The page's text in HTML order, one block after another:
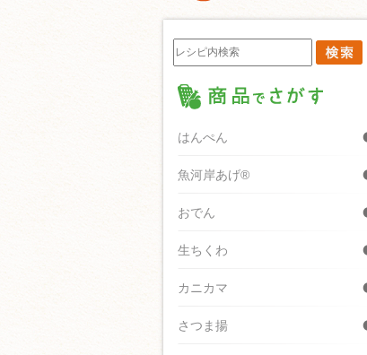
はんぺん
魚河岸あげ®
おでん
生ちくわ
カニカマ
さつま揚